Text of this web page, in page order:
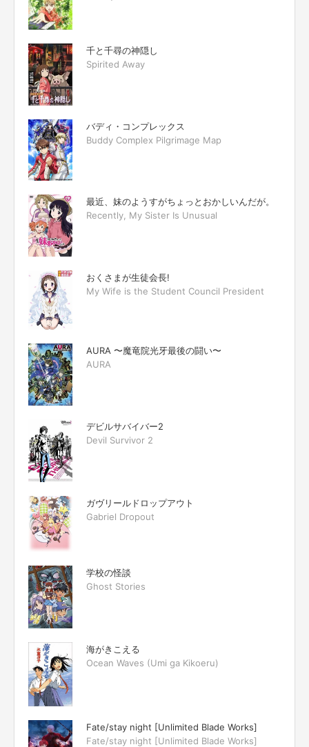
千と千尋の神隠し
Spirited Away
バディ・コンプレックス
Buddy Complex Pilgrimage Map
最近、妹のようすがちょっとおかしいんだが。
Recently, My Sister Is Unusual
おくさまが生徒会長!
My Wife is the Student Council President
AURA 〜魔竜院光牙最後の闘い〜
AURA
デビルサバイバー2
Devil Survivor 2
ガヴリールドロップアウト
Gabriel Dropout
学校の怪談
Ghost Stories
海がきこえる
Ocean Waves (Umi ga Kikoeru)
Fate/stay night [Unlimited Blade Works]
Fate/stay night [Unlimited Blade Works]